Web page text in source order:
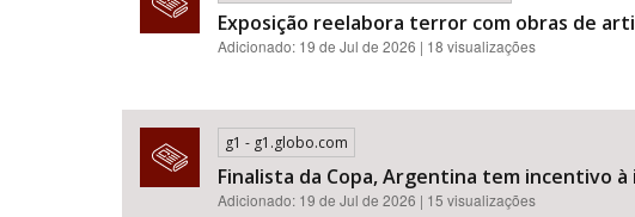
Exposição reelabora terror com obras de
Adicionado: 19 de Jul de 2026 | 18 visualizações
g1 - g1.globo.com
Finalista da Copa, Argentina tem incentivo
Adicionado: 19 de Jul de 2026 | 15 visualizações